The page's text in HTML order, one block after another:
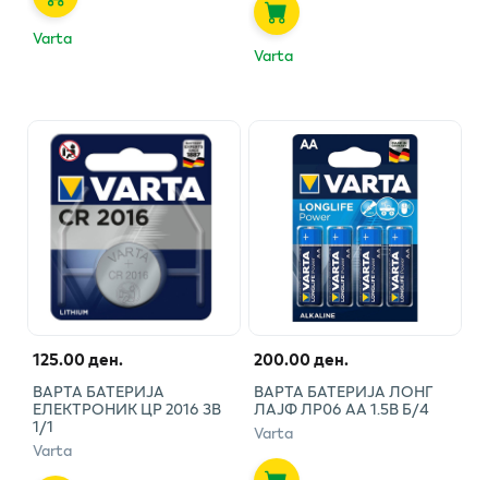
Varta
Varta
125.00 ден.
ВАРТА БАТЕРИЈА
ЕЛЕКТРОНИК ЦР 2016 3В
1/1
Varta
200.00 ден.
ВАРТА БАТЕРИЈА ЛОНГ
ЛАЈФ ЛР06 АА 1.5В Б/4
Varta